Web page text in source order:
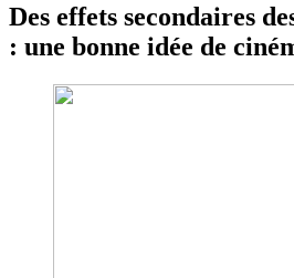
Des effets secondaires
: une bonne idée de